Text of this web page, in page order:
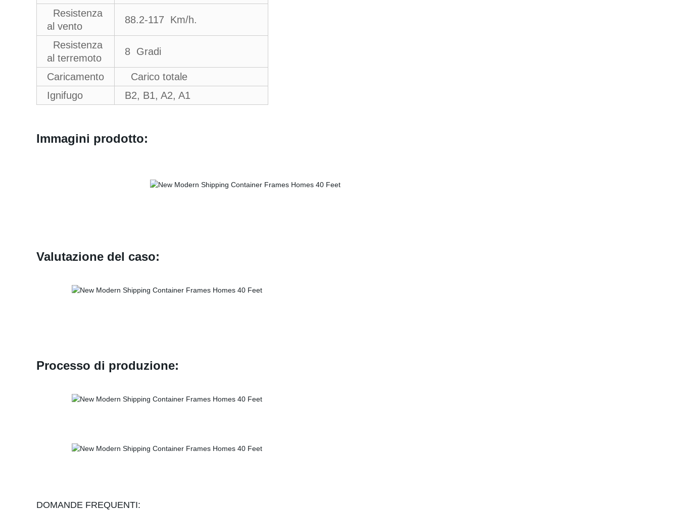
Resistenza
al vento
88.2-117 Km/h.
Resistenza
al terremoto
8 Gradi
Caricamento
Carico totale
Ignifugo
B2, B1, A2, A1
Immagini prodotto:
Valutazione del caso:
Processo di produzione:
DOMANDE FREQUENTI: